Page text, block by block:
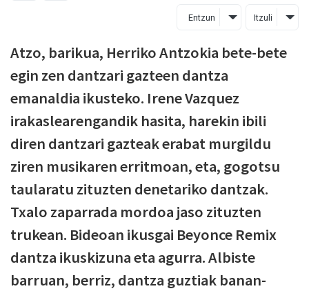
Entzun Itzuli
Atzo, barikua, Herriko Antzokia bete-bete
egin zen dantzari gazteen dantza
emanaldia ikusteko. Irene Vazquez
irakaslearengandik hasita, harekin ibili
diren dantzari gazteak erabat murgildu
ziren musikaren erritmoan, eta, gogotsu
taularatu zituzten denetariko dantzak.
Txalo zaparrada mordoa jaso zituzten
trukean. Bideoan ikusgai Beyonce Remix
dantza ikuskizuna eta agurra. Albiste
barruan, berriz, dantza guztiak banan-